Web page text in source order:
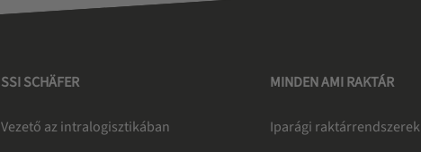
SSI SCHÄFER
Vezető az intralogisztikában
MINDEN AMI RAKTÁR
Iparági raktárrendszerek